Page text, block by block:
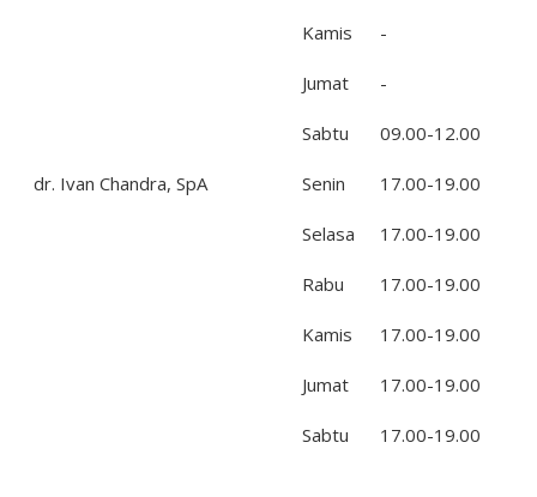
Kamis -
Jumat -
Sabtu 09.00-12.00
dr. Ivan Chandra, SpA Senin 17.00-19.00
Selasa 17.00-19.00
Rabu 17.00-19.00
Kamis 17.00-19.00
Jumat 17.00-19.00
Sabtu 17.00-19.00